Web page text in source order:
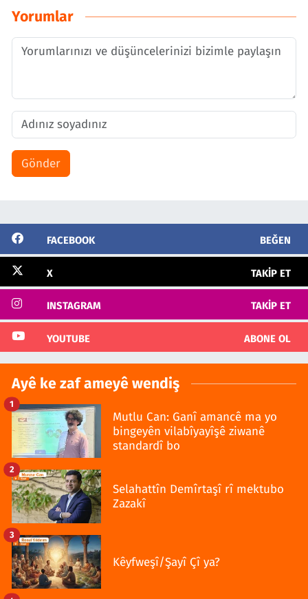
Yorumlar
Gönder
FACEBOOK BEĞEN
X TAKIP ET
INSTAGRAM TAKIP ET
YOUTUBE ABONE OL
Ayê ke zaf ameyê wendiş
Mutlu Can: Ganî amancê ma yo
bingeyên vilabîyayîşê ziwanê
standardî bo
1
Selahattîn Demîrtaşî rî mektubo
Zazakî
2
Kêyfweşî/Şayî Çî ya?
3